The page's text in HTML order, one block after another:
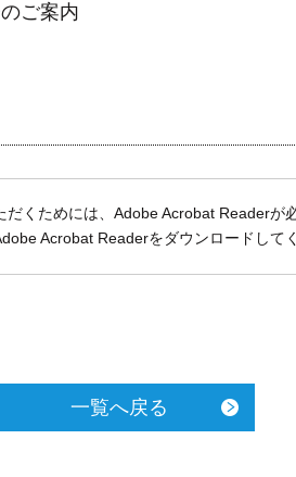
ご案内
くためには、Adobe Acrobat Readerが
Acrobat Readerをダウンロードして
一覧へ戻る